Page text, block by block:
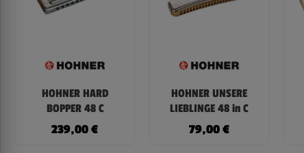
HOHNER HARD
BOPPER 48 C
239,00€
HOHNER UNSERE
LIEBLINGE 48 in C
79,00€